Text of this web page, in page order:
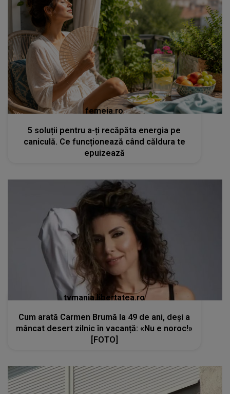
femeia.ro
5 soluții pentru a-ți recăpăta energia pe
caniculă. Ce funcționează când căldura te
epuizează
tvmania.libertatea.ro
Cum arată Carmen Brumă la 49 de ani, deși a
mâncat desert zilnic în vacanță: «Nu e noroc!»
[FOTO]